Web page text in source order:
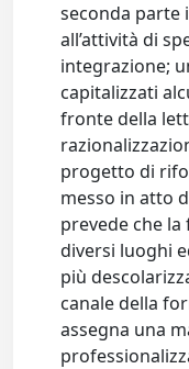
seconda parte
all’attività di
integrazione;
capitalizzati
fronte della
progetto di
messo in atto
prevede che
diversi luoghi
più
canale della
assegna una